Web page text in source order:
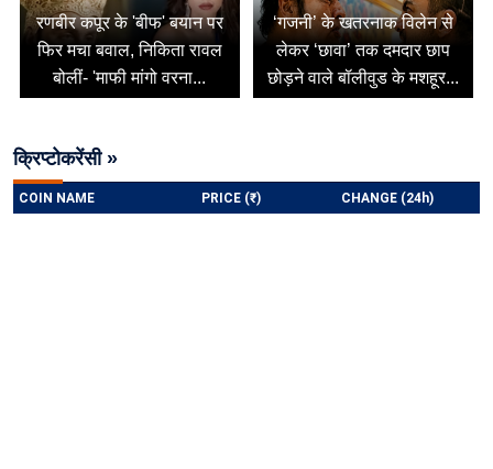
रणबीर कपूर के 'बीफ' बयान पर
फिर मचा बवाल, निकिता रावल
बोलीं- 'माफी मांगो वरना...
‘गजनी’ के खतरनाक विलेन से
लेकर ‘छावा’ तक दमदार छाप
छोड़ने वाले बॉलीवुड के मशहूर...
क्रिप्टोकरेंसी »